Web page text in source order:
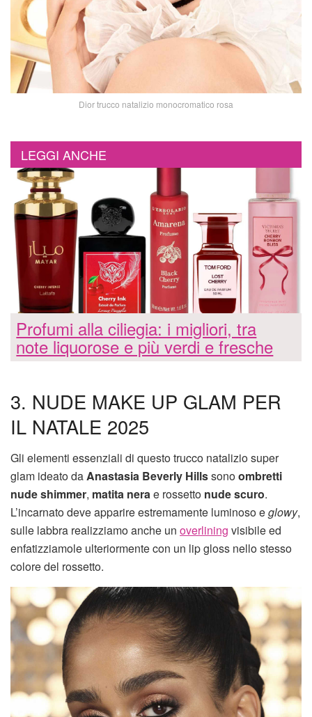
Dior trucco natalizio monocromatico rosa
LEGGI ANCHE
Profumi alla ciliegia: i migliori, tra
note liquorose e più verdi e fresche
3. NUDE MAKE UP GLAM PER
IL NATALE 2025
Gli elementi essenziali di questo trucco natalizio super
glam ideato daAnastasia Beverly Hillssonoombretti
nude shimmer, matita nerae rossetto nude scuro.
L’incarnato deve apparire estremamente luminoso eglowy,
sulle labbra realizziamo anche un overlining visibile ed
enfatizziamole ulteriormente con un lip gloss nello stesso
colore del rossetto.